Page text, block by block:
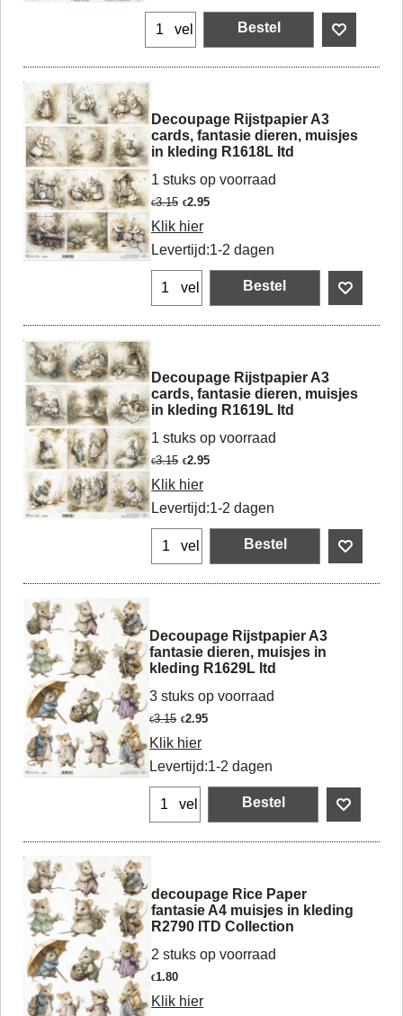
vel Bestel
Decoupage Rijstpapier A3
cards, fantasie dieren, muisjes
in kleding R1618L Itd
1 stuks op voorraad
€3.15 €2.95
Klik hier
Levertijd:1-2 dagen
vel Bestel
Decoupage Rijstpapier A3
cards, fantasie dieren, muisjes
in kleding R1619L Itd
1 stuks op voorraad
€3.15 €2.95
Klik hier
Levertijd:1-2 dagen
vel Bestel
Decoupage Rijstpapier A3
fantasie dieren, muisjes in
kleding R1629L Itd
3 stuks op voorraad
€3.15 €2.95
Klik hier
Levertijd:1-2 dagen
vel Bestel
decoupage Rice Paper
fantasie A4 muisjes in kleding
R2790 ITD Collection
2 stuks op voorraad
€1.80
Klik hier